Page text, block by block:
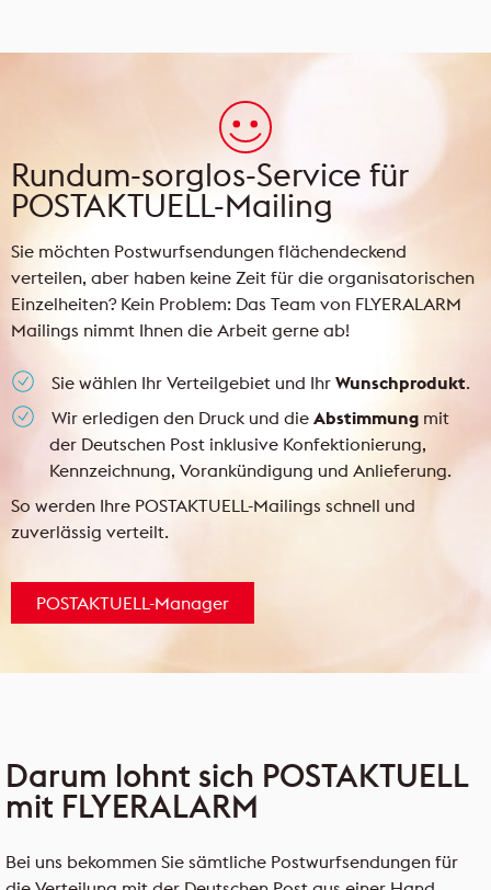
Rundum-sorglos-Service für
POSTAKTUELL-Mailing
Sie möchten Postwurfsendungen flächendeckend
verteilen, aber haben keine Zeit für die organisatorischen
Einzelheiten? Kein Problem: Das Team von FLYERALARM
Mailings nimmt Ihnen die Arbeit gerne ab!
Sie wählen Ihr Verteilgebiet und Ihr Wunschprodukt.
Wir erledigen den Druck und die Abstimmung mit
der Deutschen Post inklusive Konfektionierung,
Kennzeichnung, Vorankündigung und Anlieferung.
So werden Ihre POSTAKTUELL-Mailings schnell und
zuverlässig verteilt.
POSTAKTUELL-Manager
Darum lohnt sich POSTAKTUELL
mit FLYERALARM
Bei uns bekommen Sie sämtliche Postwurfsendungen für